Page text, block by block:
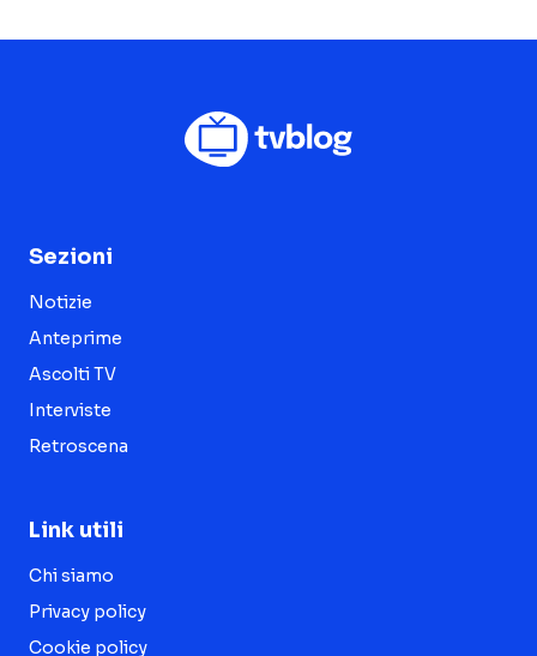
Sezioni
Notizie
Anteprime
Ascolti TV
Interviste
Retroscena
Link utili
Chi siamo
Privacy policy
Cookie policy